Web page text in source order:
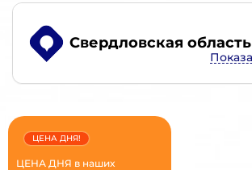
Свердловская область
ЦЕНА ДНЯ в наших
ЦЕНА ДНЯ!